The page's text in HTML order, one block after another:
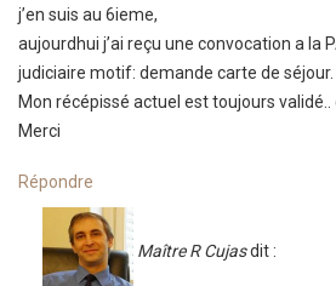
j’en suis au 6ieme,
aujourdhui j’ai reçu une convocation a la
judiciaire motif: demande carte de séjour.
Mon récépissé actuel est toujours validé..
Merci
Répondre
Maître R Cujasdit :